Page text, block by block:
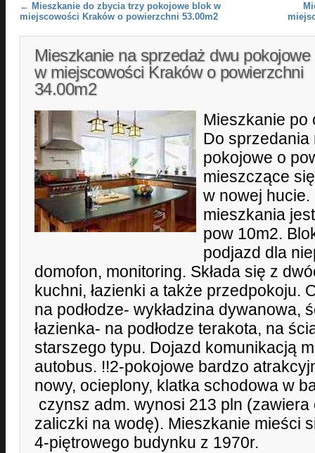
Post navigation
← Mieszkanie do zbycia trzy pokojowe blok w
miejscowości Kraków o powierzchni 53.00m2
Mieszkanie na sprzedaż dwu pokojowe
w miejscowości Kraków o powierzchni
34.00m2
Mieszkanie po
Do sprzedania
pokojowe o
mieszczące
w nowej
mieszkania
pow 10m2.
podjazd dla
domofon, monitoring. Składa się z
kuchni, łazienki a także przedpokoju.
na podłodze- wykładzina dywanowa,
łazienka- na podłodze terakota, na
starszego typu. Dojazd komunikacją
autobus. !!2-pokojowe bardzo
nowy, ocieplony, klatka schodowa w
czynsz adm. wynosi 213 pln
zaliczki na wodę). Mieszkanie mieści
4-piętrowego budynku z 1970r.